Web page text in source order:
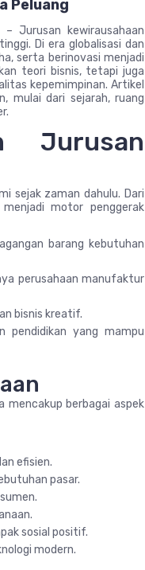
Peluang
– Jurusan kewirausahaan
Di era globalisasi dan
serta berinovasi menjadi
teori bisnis, tetapi juga
kepemimpinan. Artikel
mulai dari sejarah, ruang
Jurusan
sejak zaman dahulu. Dari
motor penggerak
barang kebutuhan
perusahaan manufaktur
bisnis kreatif.
pendidikan yang mampu
berbagai aspek
efisien.
pasar.
sosial positif.
modern.